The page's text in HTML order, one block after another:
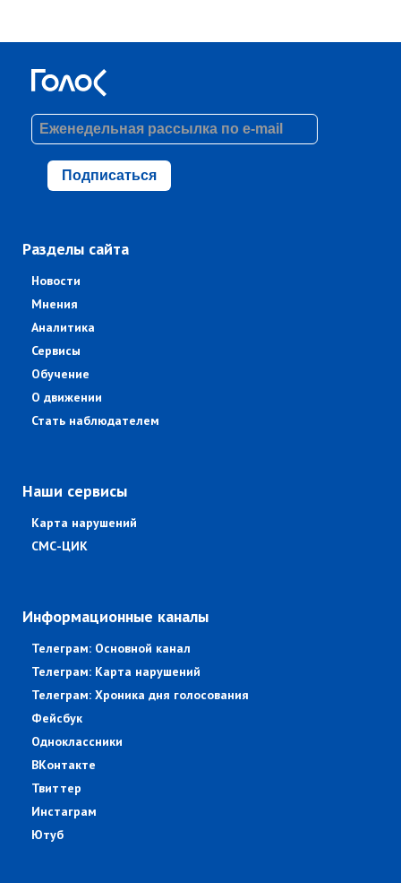
Подписаться
Разделы сайта
Новости
Мнения
Аналитика
Сервисы
Обучение
О движении
Стать наблюдателем
Наши сервисы
Карта нарушений
СМС-ЦИК
Информационные каналы
Телеграм: Основной канал
Телеграм: Карта нарушений
Телеграм: Хроника дня голосования
Фейсбук
Одноклассники
ВКонтакте
Твиттер
Инстаграм
Ютуб